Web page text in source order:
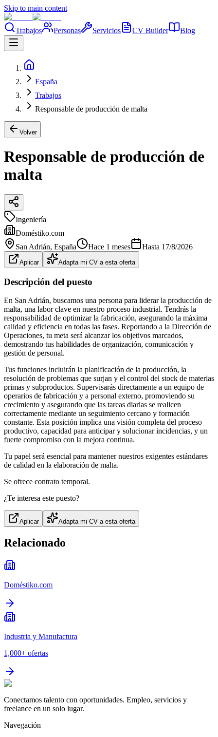
Skip to main content
Trabajos Personas Servicios CV Builder Blog
España
Trabajos
Responsable de producción de malta
Volver
Responsable de producción de
malta
Ingeniería
Doméstiko.com
San Adrián, España Hace 1 meses Hasta 17/8/2026
Aplicar Adapta mi CV a esta oferta
Descripción del puesto
En San Adrián, buscamos una persona para liderar la producción de
malta, una labor clave en nuestro proceso industrial. Tendrás la
responsabilidad de optimizar la fabricación, asegurando la máxima
calidad y eficiencia en todas las fases. Reportando a la Dirección de
Operaciones, tu meta será alcanzar los objetivos marcados,
demostrando tus habilidades de organización, comunicación y
gestión de personal.
Tus funciones incluirán la planificación de la producción, la
resolución de problemas que surjan y el control del stock de materias
primas y subproductos. Supervisarás directamente a un equipo de
operarios de fabricación y a personal externo, promoviendo su
crecimiento y asegurando que las tareas diarias se realicen
correctamente mediante un seguimiento cercano y formación
constante. Esta posición implica una visión completa del proceso
productivo, capacidad para anticipar y solucionar incidencias, y un
fuerte compromiso con la mejora continua.
Tu papel será esencial para mantener nuestros exigentes estándares
de calidad en la elaboración de malta.
Se ofrece contrato temporal.
¿Te interesa este puesto?
Aplicar Adapta mi CV a esta oferta
Relacionado
Doméstiko.com
Industria y Manufactura
1,000+ ofertas
Conectamos talento con oportunidades. Empleo, servicios y
freelance en un solo lugar.
Navegación